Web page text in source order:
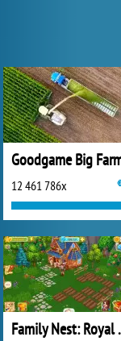
Goodgame Big
12 461 786x